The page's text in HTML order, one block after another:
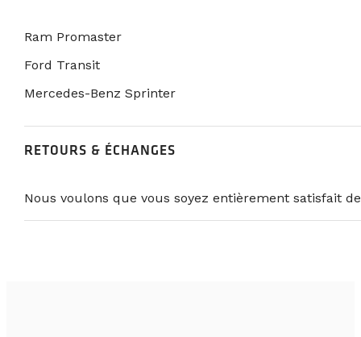
Ram Promaster
Ford Transit
Mercedes-Benz Sprinter
RETOURS & ÉCHANGES
Nous voulons que vous soyez entièrement satisfait